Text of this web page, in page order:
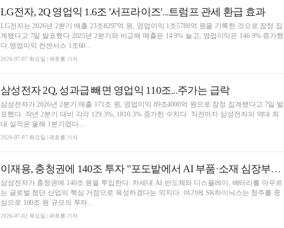
LG전자, 2Q 영업익 1.6조 '서프라이즈'...트럼프 관세 환급 효과
LG전자는 2026년 2분기 매출 23조8297억 원, 영업이익 1조5788억 원을 기록한 것으로 잠정 집
계됐다고 7일 발표했다.2025년 2분기와 비교해 매출은 14.9% 늘고, 영업이익은 146.9% 증가했
다.영업이익 컨센서스 1조60...
2026-07-07 화요일 | 곽호룡 기자
삼성전자 2Q, 성과급 빼면 영업익 110조...주가는 급락
삼성전자가 2026년 2분기 매출 171조 원, 영업이익 89조4000억 원으로 잠정 집계됐다고 7일 발
표했다. 작년 2분기 대비 각각 129.3%, 1810.3% 증가한 수치다. 직전까지 삼성전자의 역대 최
대 실적은 올해 1분기였다....
2026-07-07 화요일 | 곽호룡 기자
이재용, 충청권에 140조 투자 "포도밭에서 AI 부품·소재 심장부로"
삼성전자가 충청권에 140조 원을 투입한다. 차세대 AI 반도체와 디스플레이, 배터리를 아우르
는 글로벌 첨단 산업의 핵심 거점으로 육성하겠다는 의지다. 여기에 SK하이닉스는 청주를 중
심으로 100조 원 규모의 투자...
2026-07-02 목요일 | 곽호룡 기자